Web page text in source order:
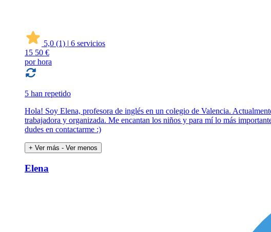
5,0 (1) | 6 servicios
15 50 €
por hora
5 han repetido
Hola! Soy Elena, profesora de inglés en un colegio de Valencia.
trabajadora y organizada. Me encantan los niños y para mí lo más
dudes en contactarme :)
+ Ver más - Ver menos
Elena